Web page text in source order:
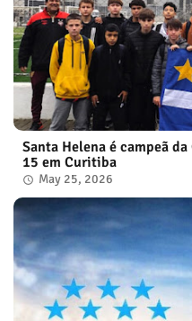
Santa Helena é campeã
15 em Curitiba
May 25, 2026